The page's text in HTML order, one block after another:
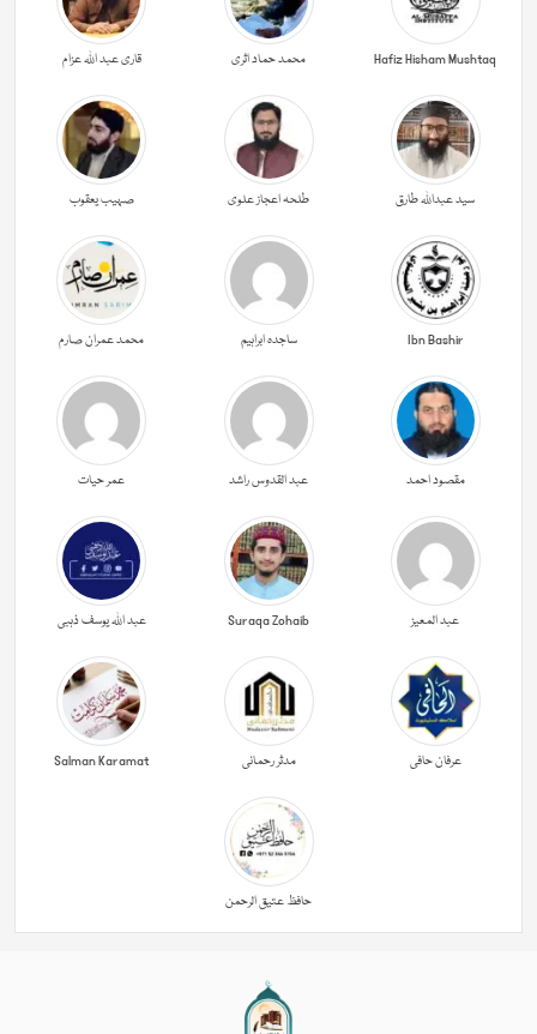
Hafiz Hisham Mushtaq محمد حماد اثری قاری عبد اللہ عزام
سید عبداللہ طارق طلحہ اعجاز علوی صہیب یعقوب
Ibn Bashir ساجدہ ابراہیم محمد عمران صارم
مقصود احمد عبد القدوس راشد عمر حیات
عبد المعیز Suraqa Zohaib عبد اللہ یوسف ذہبی
عرفان حافی مدثر رحمانی Salman Karamat
حافظ عتیق الرحمن